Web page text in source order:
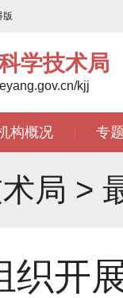
版
学技术局
kjj
构概况 专
局 >
织开